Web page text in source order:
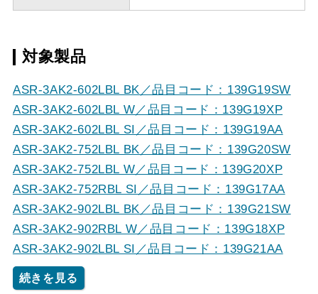
対象製品
ASR-3AK2-602LBL BK／品目コード：139G19SW
ASR-3AK2-602LBL W／品目コード：139G19XP
ASR-3AK2-602LBL SI／品目コード：139G19AA
ASR-3AK2-752LBL BK／品目コード：139G20SW
ASR-3AK2-752LBL W／品目コード：139G20XP
ASR-3AK2-752RBL SI／品目コード：139G17AA
ASR-3AK2-902LBL BK／品目コード：139G21SW
ASR-3AK2-902RBL W／品目コード：139G18XP
ASR-3AK2-902LBL SI／品目コード：139G21AA
続きを見る